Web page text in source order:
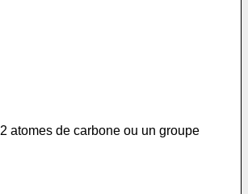
atomes de carbone ou un groupe